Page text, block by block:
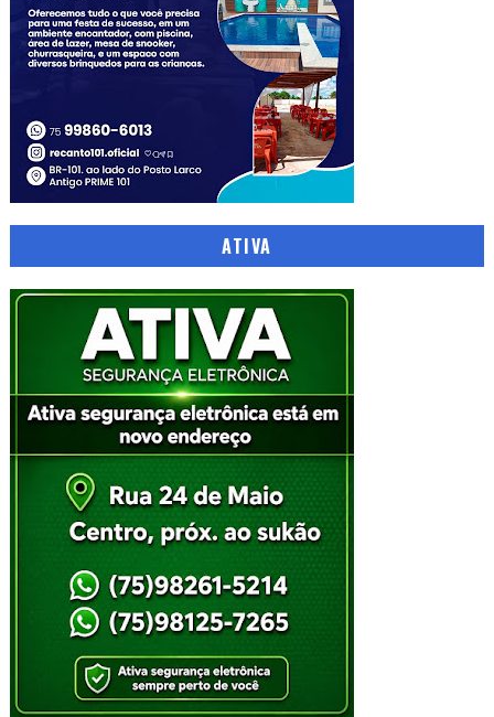
ATIVA